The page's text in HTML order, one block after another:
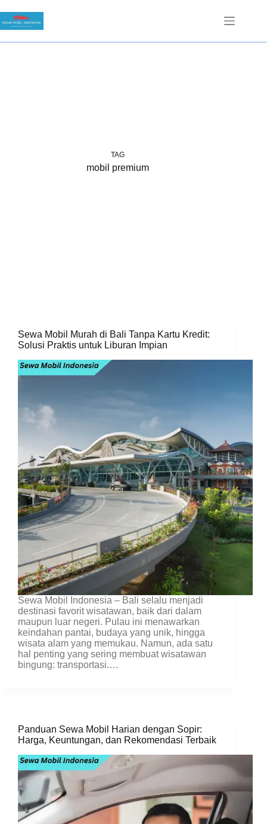
to
content
TAG
mobil premium
Sewa Mobil Murah di Bali Tanpa Kartu Kredit:
Solusi Praktis untuk Liburan Impian
Sewa Mobil Indonesia – Bali selalu menjadi
destinasi favorit wisatawan, baik dari dalam
maupun luar negeri. Pulau ini menawarkan
keindahan pantai, budaya yang unik, hingga
wisata alam yang memukau. Namun, ada satu
hal penting yang sering membuat wisatawan
bingung: transportasi.…
Panduan Sewa Mobil Harian dengan Sopir:
Harga, Keuntungan, dan Rekomendasi Terbaik